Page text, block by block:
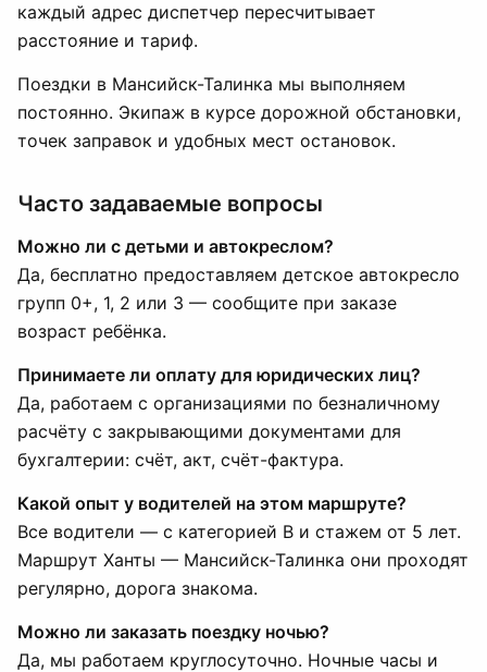
каждый адрес диспетчер пересчитывает
расстояние и тариф.
Поездки в Мансийск-Талинка мы выполняем
постоянно. Экипаж в курсе дорожной обстановки,
точек заправок и удобных мест остановок.
Часто задаваемые вопросы
Можно ли с детьми и автокреслом?
Да, бесплатно предоставляем детское автокресло
групп 0+, 1, 2 или 3 — сообщите при заказе
возраст ребёнка.
Принимаете ли оплату для юридических лиц?
Да, работаем с организациями по безналичному
расчёту с закрывающими документами для
бухгалтерии: счёт, акт, счёт-фактура.
Какой опыт у водителей на этом маршруте?
Все водители — с категорией B и стажем от 5 лет.
Маршрут Ханты — Мансийск-Талинка они проходят
регулярно, дорога знакома.
Можно ли заказать поездку ночью?
Да, мы работаем круглосуточно. Ночные часы и